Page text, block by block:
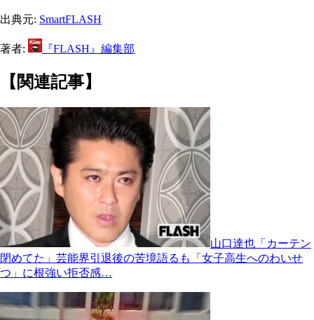
出典元: SmartFLASH
著者: 『FLASH』編集部
【関連記事】
山口達也「カーテン
閉めてた」芸能界引退後の苦境語るも「女子高生へのわいせ
つ」に根強い拒否感…